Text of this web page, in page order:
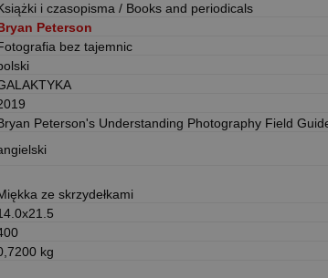
i czasopisma / Books and periodicals
Peterson
bez tajemnic
Peterson's Understanding Photography Field
ze skrzydełkami
kg